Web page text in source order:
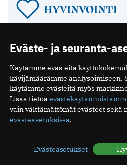
HYVINVOINTI
vuorokausirytmi palautuu
05.08.2026 06:13
Mitä ovat minipillerit ja miten
26.07.2026 19:16
Luteaalivaihe on normaali
24.07.2026 07:04
Elohiiri silmässä – ärsyttävä,
vaaraton vaiva
Eväste- ja seuranta-
Käytämme evästeitä
kävijämäärämme analysoimiseen.
käytämme evästeitä myös
Lisää tietoa
vain välttämättömät evästeet sekä
evästeasetuksissa.
Evästeasetukset